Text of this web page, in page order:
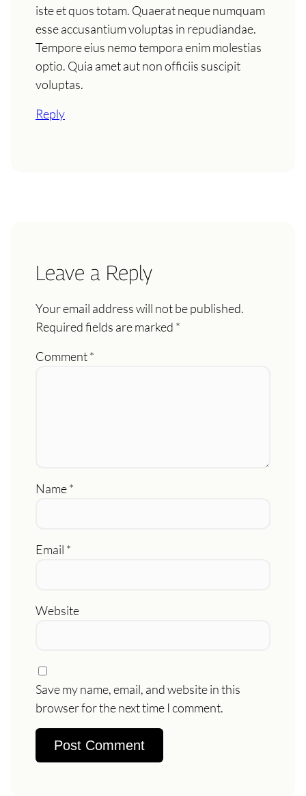
iste et quos totam. Quaerat neque numquam
esse accusantium voluptas in repudiandae.
Tempore eius nemo tempora enim molestias
optio. Quia amet aut non officiis suscipit
voluptas.
Reply
Leave a Reply
Your email address will not be published.
Required fields are marked *
Comment*
Name*
Email *
Website
Save my name, email, and website in this
browser for the next time I comment.